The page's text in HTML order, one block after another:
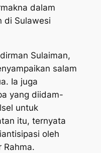
dalam
di Sulawesi
Sulaiman,
salam
Ia juga
yang diidam-
untuk
itu, ternyata
oleh
Rahma.